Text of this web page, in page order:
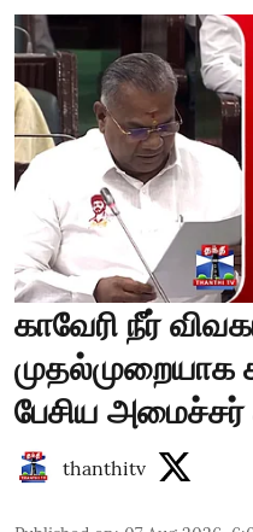
காவேரி நீர்
முதல்முறையாக
பேசிய
thanthitv